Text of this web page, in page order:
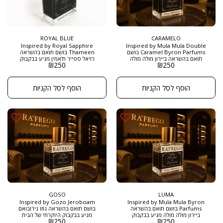
CARAMELO
Inspired by Mula Mula Double
Caramel Byron Parfums בושם
תואם בהשראה ביירון מולה מולה
דאבל קרמל מגיע בבקבוק היוקרתי
מ"ל ובריכוז EXTRACT DE PARFUM
הוא יצירה מתוחכמת שמתאימה
לחובבי ניחוחות נישתיים ומתוקים, עם
דגש על תווים קרמליים חזקים
הכללי שניתן לקבל מבושם זה הוא של
עושר ורכות, המגיעים מהשילוב בין
מתיקות הפירות לתווים העמוקים של
הקרמל והעץ.
₪250
הוסף לסל הקניות
ROYAL BLUE
Inspired by Royal Sapphire
Thameen בושם תואם בהשראה
רויאל ספייר ת'אמין מגיע בבקבוק
היוקרתי של הבית רפריגו , בגודל
DE PARFUM הוא ניחוח יוקרתי
ואלגנטי המשלב בצורה מאוזנת בין
רעננות ההדרים לפרחוניות הרכה של
היסמין, עם תווי בסיס חושניים של
להתאים לאירועים פורמליים, אך גם
למי שמחפש משהו ייחודי ליום יום.
₪250
הוסף לסל הקניות
LUMA
Inspired by Mula Mula Byron
Parfums בושם תואם בהשראה
ביירון מולה מולה מגיע בבקבוק
היוקרתי של הבית רפריגו , בגודל
GOSO
Inspired by Gozo Jeroboam
בושם תואם בהשראה גוזו גירובואם
מגיע בבקבוק היוקרתי של הבית